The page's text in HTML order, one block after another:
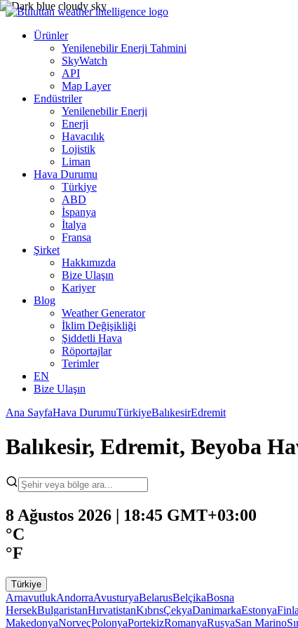
Ürünler
Yenilenebilir Enerji Tahmini
SkyWatch
API
Map Layer
Endüstriler
Yenilenebilir Enerji
Enerji
Havacılık
Lojistik
Liman
Hava Durumu
Türkiye
ABD
İspanya
İtalya
Fransa
Şirket
Hakkımızda
Bize Ulaşın
Kariyer
Blog
Weather Generator
İklim Değişikliği
Şiddetli Hava
Röportajlar
Terimler
EN
Bize Ulaşın
Ana SayfaHava DurumuTürkiyeBalıkesirEdremit
Balıkesir, Edremit, Beyoba
8 Ağustos 2026 | 18:45 GMT+03:00
°C
°F
Türkiye
ArnavutlukAndorraAvusturyaBelarusBelçikaBosna
HersekBulgaristanHırvatistanKıbrısÇekyaDanimarkaEstonya
MakedonyaNorveçPolonyaPortekizRomanyaRusyaSan Marino